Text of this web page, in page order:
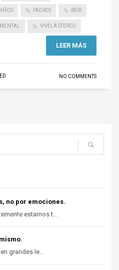
PADRES REÍR
VIVELA STEREO
LEER MÁS
NO COMMENTS
no por emociones.
estamos t...
grandes le...